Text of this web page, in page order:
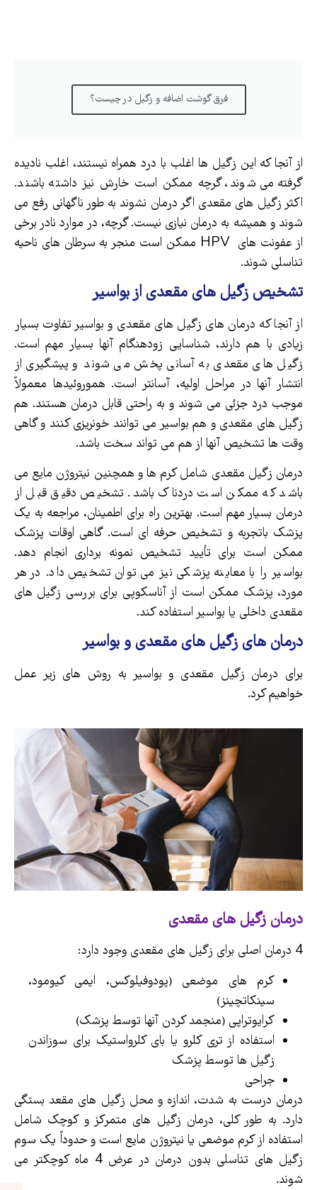
فرق گوشت اضافه و زگیل در چیست؟
از آنجا که این زگیل ها اغلب با درد همراه نیستند، اغلب نادیده
گرفته می شوند، گرچه ممکن است خارش نیز داشته باشند.
اکثر زگیل های مقعدی اگر درمان نشوند به طور ناگهانی رفع می
شوند و همیشه به درمان نیازی نیست. گرچه، در موارد نادر برخی
از عفونت های HPV ممکن است منجر به سرطان های ناحیه
تناسلی شوند.
تشخیص زگیل های مقعدی از بواسیر
از آنجا که درمان های زگیل های مقعدی و بواسیر تفاوت بسیار
زیادی با هم دارند، شناسایی زودهنگام آنها بسیار مهم است.
زگیل های مقعدی به آسانی پخش می شوند و پیشگیری از
انتشار آنها در مراحل اولیه، آسانتر است. هموروئیدها معمولاً
موجب درد جزئی می شوند و به راحتی قابل درمان هستند. هم
زگیل های مقعدی و هم بواسیر می توانند خونریزی کنند و گاهی
وقت ها تشخیص آنها از هم می تواند سخت باشد.
درمان زگیل مقعدی شامل کرم ها و همچنین نیتروژن مایع می
باشد که ممکن است دردناک باشد. تشخیص دقیق قبل از
درمان بسیار مهم است. بهترین راه برای اطمینان، مراجعه به یک
پزشک باتجربه و تشخیص حرفه ای است. گاهی اوقات پزشک
ممکن است برای تأیید تشخیص نمونه برداری انجام دهد.
بواسیر را با معاینه پزشکی نیز می توان تشخیص داد. در هر
مورد، پزشک ممکن است از آناسکوپی برای بررسی زگیل های
مقعدی داخلی یا بواسیر استفاده کند.
درمان های زگیل های مقعدی و بواسیر
برای درمان زگیل مقعدی و بواسیر به روش های زیر عمل
خواهیم کرد.
درمان زگیل های مقعدی
4 درمان اصلی برای زگیل های مقعدی وجود دارد:
کرم های موضعی (پودوفیلوکس، ایمی کیومود،
سینکاتچینز)
کرایوتراپی (منجمد کردن آنها توسط پزشک)
استفاده از تری کلرو یا بای کلرواستیک برای سوزاندن
زگیل ها توسط پزشک
جراحی
درمان درست به شدت، اندازه و محل زگیل های مقعد بستگی
دارد. به طور کلی، درمان زگیل های متمرکز و کوچک شامل
استفاده از کرم موضعی یا نیتروژن مایع است و حدوداً یک سوم
زگیل های تناسلی بدون درمان در عرض 4 ماه کوچکتر می
شوند.